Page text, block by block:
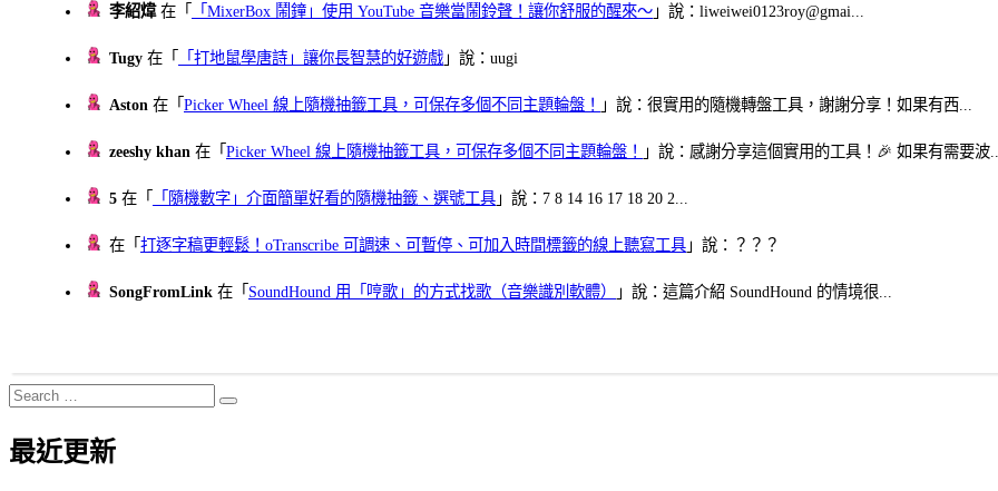
李紹煒在「 「MixerBox 鬧鐘」使用 YouTube 音樂當鬧鈴聲！讓你舒服的醒來～ 」說：liweiwei0123roy@gmai...
Tugy 在「 「打地鼠學唐詩」讓你長智慧的好遊戲 」說：uugi
Aston 在「Picker Wheel 線上隨機抽籤工具，可保存多個不同主題輪盤！ 」說：很實用的隨機轉盤工具，謝謝分享！如果有西...
zeeshy khan 在「Picker Wheel 線上隨機抽籤工具，可保存多個不同主題輪盤！ 」說：感謝分享這個實用的工具！🎉 如果有需要波
5 在「 「隨機數字」介面簡單好看的隨機抽籤、選號工具 」說：7 8 14 16 17 18 20 2...
在「打逐字稿更輕鬆！oTranscribe 可調速、可暫停、可加入時間標籤的線上聽寫工具 」說：？？？
SongFromLink 在「 SoundHound 用「哼歌」的方式找歌（音樂識別軟體） 」說：這篇介紹 SoundHound 的情境很...
Search
for:
Search
最近更新